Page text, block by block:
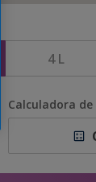
4 L
Calculadora